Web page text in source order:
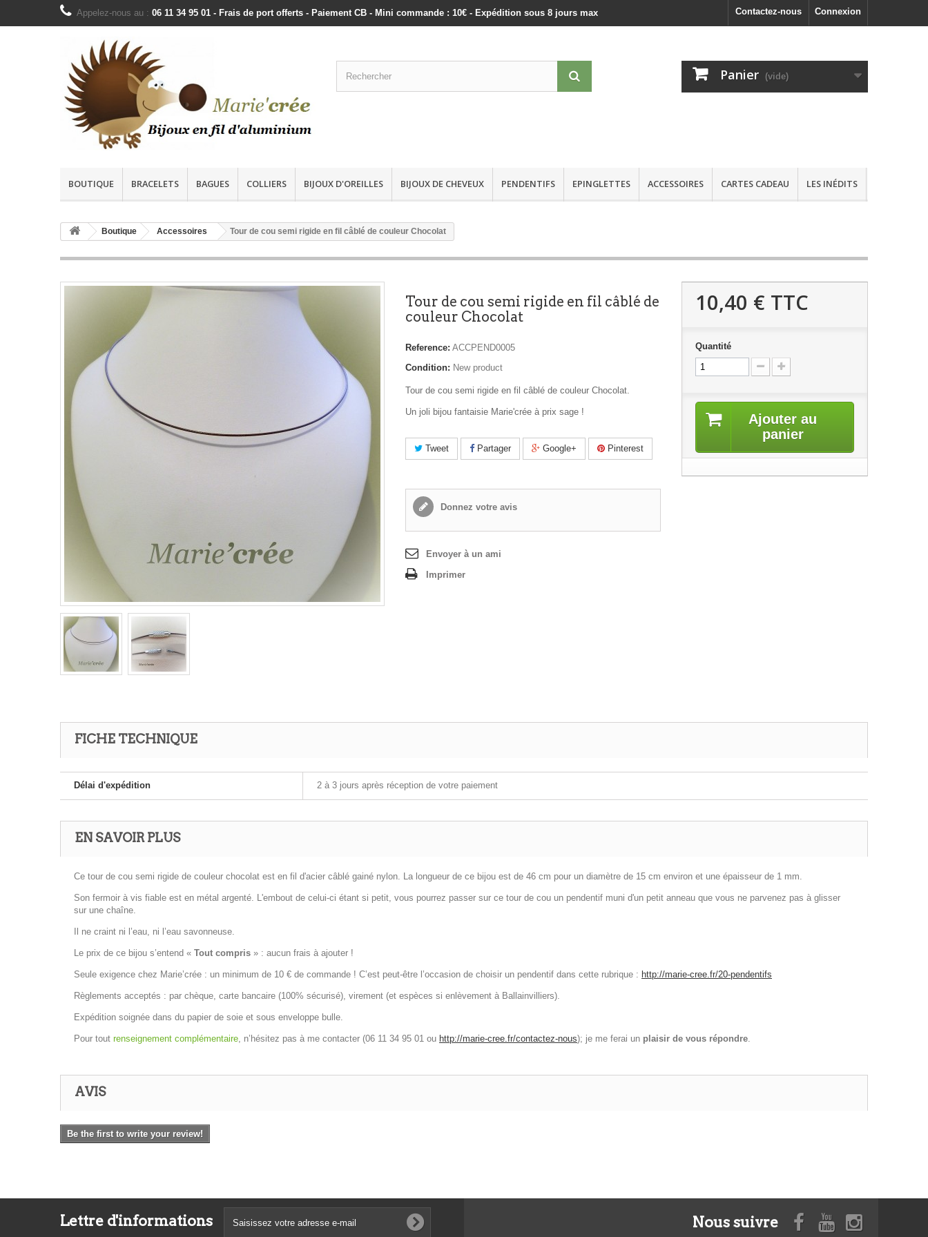
Connexion
Contactez-nous
Appelez-nous au : 06 11 34 95 01 - Frais de port offerts - Paiement CB - Mini commande : 10€ - Expédition sous 8 jours max
Panier (vide)
BOUTIQUE BRACELETS BAGUES COLLIERS BIJOUX D'OREILLES BIJOUX DE CHEVEUX PENDENTIFS EPINGLETTES ACCESSOIRES CARTES CADEAU LES INÉDITS
Boutique Accessoires Tour de cou semi rigide en fil câblé de couleur Chocolat
Tour de cou semi rigide en fil câblé de
couleur Chocolat
Reference: ACCPEND0005
Condition: New product
Tour de cou semi rigide en fil câblé de couleur Chocolat.
Un joli bijou fantaisie Marie'crée à prix sage !
Tweet Partager Google+ Pinterest
Donnez votre avis
Envoyer à un ami
Imprimer
10,40 € TTC
Quantité
Ajouter au
panier
FICHE TECHNIQUE
Délai d'expédition 2 à 3 jours après réception de votre paiement
EN SAVOIR PLUS
Ce tour de cou semi rigide de couleur chocolat est en fil d'acier câblé gainé nylon. La longueur de ce bijou est de 46 cm pour un diamètre de 15 cm environ et une épaisseur de 1 mm.
Son fermoir à vis fiable est en métal argenté. L'embout de celui-ci étant si petit, vous pourrez passer sur ce tour de cou un pendentif muni d'un petit anneau que vous ne parvenez pas à glisser
sur une chaîne.
Il ne craint ni l’eau, ni l’eau savonneuse.
Le prix de ce bijou s’entend « Tout compris » : aucun frais à ajouter !
Seule exigence chez Marie’crée : un minimum de 10 € de commande ! C’est peut-être l’occasion de choisir un pendentif dans cette rubrique : http://marie-cree.fr/20-pendentifs
Règlements acceptés : par chèque, carte bancaire (100% sécurisé), virement (et espèces si enlèvement à Ballainvilliers).
Expédition soignée dans du papier de soie et sous enveloppe bulle.
Pour tout renseignement complémentaire , n’hésitez pas à me contacter (06 11 34 95 01 ou http://marie-cree.fr/contactez-nous); je me ferai un plaisir de vous répondre
AVIS
Be the first to write your review!
Lettre d'informations Nous suivre